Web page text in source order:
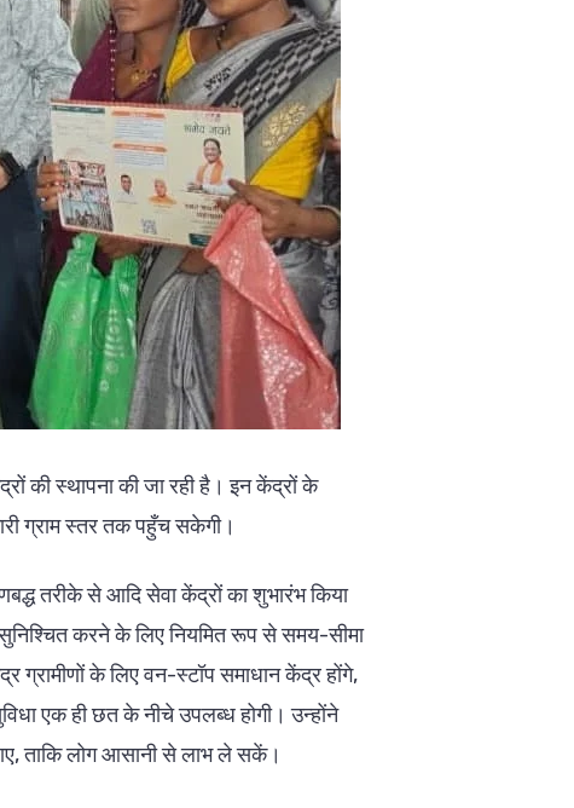
की स्थापना की जा रही है। इन केंद्रों के
ग्राम स्तर तक पहुँच सकेगी।
तरीके से आदि सेवा केंद्रों का शुभारंभ किया
करने के लिए नियमित रूप से समय-सीमा
ग्रामीणों के लिए वन-स्टॉप समाधान केंद्र होंगे,
एक ही छत के नीचे उपलब्ध होगी। उन्होंने
जाए, ताकि लोग आसानी से लाभ ले सकें।